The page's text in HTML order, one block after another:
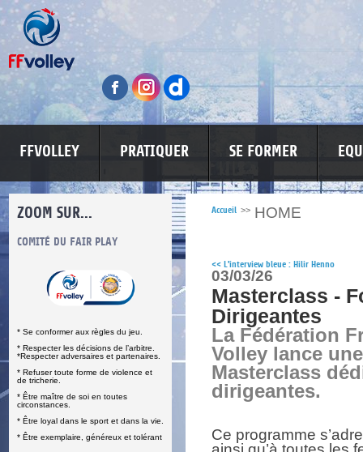
FFVOLLEY PRATIQUER SE FORMER
ZOOM SUR...
COMITÉ DU FAIR PLAY
* Se conformer aux règles du jeu.
* Respecter les décisions de l’arbitre.
*Respecter adversaires et partenaires.
* Refuser toute forme de violence et
de tricherie.
* Être maître de soi en toutes
circonstances.
* Être loyal dans le sport et dans la vie.
* Être exemplaire, généreux et tolérant
LUTTE CONTRE LES VIOLENCES
Accueil >> HOME
<< L'interview bleue : Hilir Henno
03/03/26
Masterclass -
Dirigeantes
La Fédération
Volley lance
Masterclass
dirigeantes.
Ce programme